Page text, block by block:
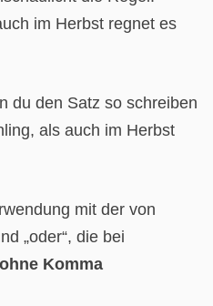
im Herbst regnet es
du den Satz so schreiben
als auch im Herbst
mit der von
„oder“, die bei
Komma